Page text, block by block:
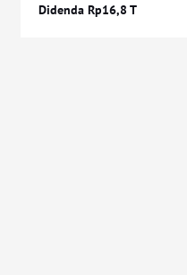
Didenda Rp16,8 T